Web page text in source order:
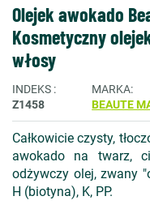
Olejek awokado
Kosmetyczny
włosy
INDEKS
Z1458
MARKA
BEAUTE
Całkowicie czysty,
awokado na twarz,
odżywczy olej, zwany
H (biotyna), K, PP.